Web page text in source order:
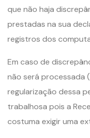
que não haja
prestadas na sua
registros dos
Em caso de
não será processada
regularização dessa
trabalhosa pois a
costuma exigir uma